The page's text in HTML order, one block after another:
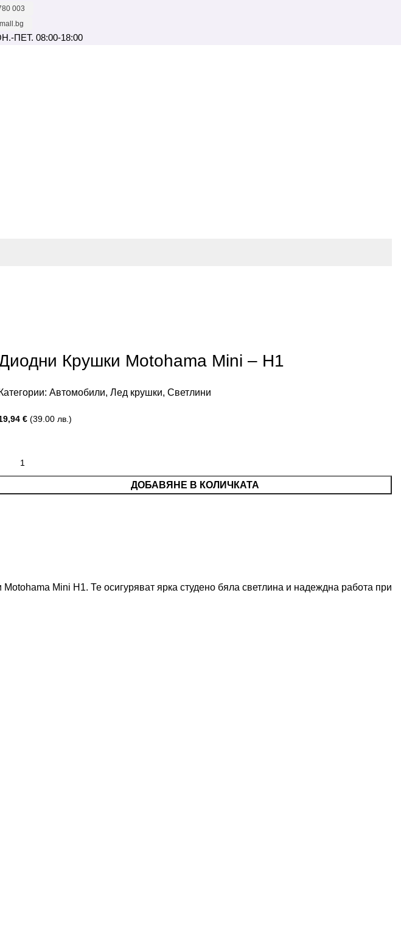
003
ПЕТ. 08:00-18:00
Крушки Motohama Mini – H1
Категории: Автомобили, Лед крушки, Светлини
€ (39.00 лв.)
ДОБАВЯНЕ В КОЛИЧКАТА
Mini H1. Те осигуряват ярка студено бяла светлина и надеждна работа при